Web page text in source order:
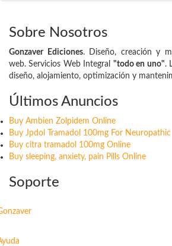
Sobre Nosotros
Gonzaver Ediciones. Diseño, creación y
web. Servicios Web Integral "todo en uno".
diseño, alojamiento, optimización y
Últimos Anuncios
Buy Ambien Zolpidem Online
Buy Jpdol Tramadol 100mg For Neuropathic
Buy citra tramadol 100mg Online
Buy sleeping, anxiety, pain Pills Online
Soporte